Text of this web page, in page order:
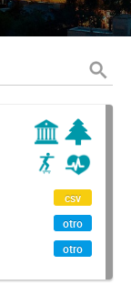
csv
otro
otro